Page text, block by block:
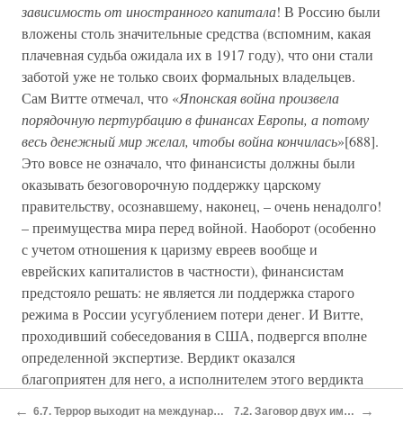
зависимость от иностранного капитала! В Россию были
вложены столь значительные средства (вспомним, какая
плачевная судьба ожидала их в 1917 году), что они стали
заботой уже не только своих формальных владельцев.
Сам Витте отмечал, что «Японская война произвела
порядочную пертурбацию в финансах Европы, а потому
весь денежный мир желал, чтобы война кончилась»[688].
Это вовсе не означало, что финансисты должны были
оказывать безоговорочную поддержку царскому
правительству, осознавшему, наконец, – очень ненадолго!
– преимущества мира перед войной. Наоборот (особенно
с учетом отношения к царизму евреев вообще и
еврейских капиталистов в частности), финансистам
предстояло решать: не является ли поддержка старого
режима в России усугублением потери денег. И Витте,
проходивший собеседования в США, подвергся вполне
определенной экспертизе. Вердикт оказался
благоприятен для него, а исполнителем этого вердикта
← 6.7. Террор выходит на международный уровень. 7.2. Заговор двух императоров. →